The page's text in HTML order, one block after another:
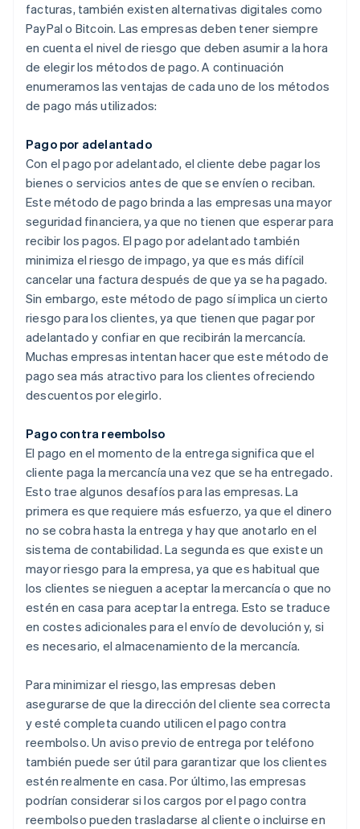
facturas, también existen alternativas digitales como
PayPal o Bitcoin. Las empresas deben tener siempre
en cuenta el nivel de riesgo que deben asumir a la hora
de elegir los métodos de pago. A continuación
enumeramos las ventajas de cada uno de los métodos
de pago más utilizados:
Pago por adelantado
Con el pago por adelantado, el cliente debe pagar los
bienes o servicios antes de que se envíen o reciban.
Este método de pago brinda a las empresas una mayor
seguridad financiera, ya que no tienen que esperar para
recibir los pagos. El pago por adelantado también
minimiza el riesgo de impago, ya que es más difícil
cancelar una factura después de que ya se ha pagado.
Sin embargo, este método de pago sí implica un cierto
riesgo para los clientes, ya que tienen que pagar por
adelantado y confiar en que recibirán la mercancía.
Muchas empresas intentan hacer que este método de
pago sea más atractivo para los clientes ofreciendo
descuentos por elegirlo.
Pago contra reembolso
El pago en el momento de la entrega significa que el
cliente paga la mercancía una vez que se ha entregado.
Esto trae algunos desafíos para las empresas. La
primera es que requiere más esfuerzo, ya que el dinero
no se cobra hasta la entrega y hay que anotarlo en el
sistema de contabilidad. La segunda es que existe un
mayor riesgo para la empresa, ya que es habitual que
los clientes se nieguen a aceptar la mercancía o que no
estén en casa para aceptar la entrega. Esto se traduce
en costes adicionales para el envío de devolución y, si
es necesario, el almacenamiento de la mercancía.
Para minimizar el riesgo, las empresas deben
asegurarse de que la dirección del cliente sea correcta
y esté completa cuando utilicen el pago contra
reembolso. Un aviso previo de entrega por teléfono
también puede ser útil para garantizar que los clientes
estén realmente en casa. Por último, las empresas
podrían considerar si los cargos por el pago contra
reembolso pueden trasladarse al cliente o incluirse en